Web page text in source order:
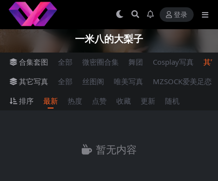
登录
一米八的大梨子
合集套图 全部 微密圈合集 舞团 Cosplay写真
其
其它写真
全部 丝图阁 唯美写真
MZSOCK爱美足恋
排序
最新 热度 点赞 收藏 更新 随机
暂无内容